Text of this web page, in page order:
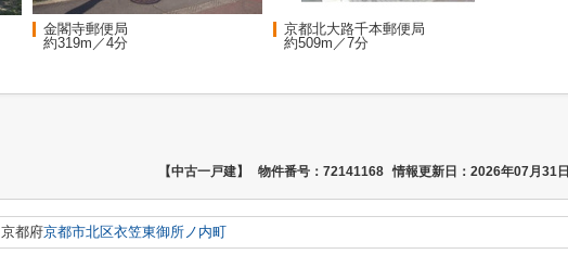
金閣寺郵便局
約319m／4分
京都北大路千本郵便局
約509m／7分
【中古一戸建】 物件番号：72141168 情報更新日：2026年07月31日
京都府京都市北区衣笠東御所ノ内町